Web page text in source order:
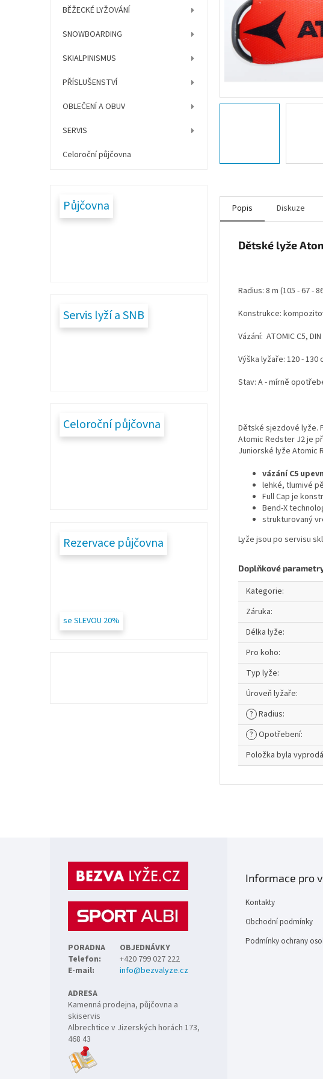
BĚŽECKÉ LYŽOVÁNÍ
SNOWBOARDING
SKIALPINISMUS
PŘÍSLUŠENSTVÍ
OBLEČENÍ A OBUV
SERVIS
Celoroční půjčovna
Půjčovna
Servis lyží a SNB
Celoroční půjčovna
Rezervace půjčovna
se SLEVOU 20%
Popis Diskuze
Dětské lyže
Radius: 8 m (105 - 67 -
Konstrukce:
Vázání: ATOMIC C5,
Výška lyžaře: 120 - 130
Stav: A - mírně
Dětské sjezdové lyže.
Atomic Redster J2 je
Juniorské lyže Atomic
vázání C5
lehké, tlumivé
Full Cap je
Bend-X
strukturovaný
Lyže jsou po servisu
Doplňkové
Kategorie:
Záruka:
Délka lyže:
Pro koho:
Typ lyže:
Úroveň lyžaře:
? Radius:
? Opotřebení:
Položka byla
PORADNA
OBJEDNÁVKY
Telefon:
+420 799 027 222
E-mail:
info@bezvalyze.cz
ADRESA
Kamenná prodejna, půjčovna a
skiservis
Albrechtice v Jizerských horách 173,
468 43
Informace pro
Kontakty
Obchodní podmínky
Podmínky ochrany